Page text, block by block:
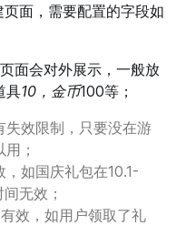
面，需要配置的字段如
页面会对外展示，一般放
具10，金币100等；
失效限制，只要没在游
；
，如国庆礼包在10.1-
无效；
效，如用户领取了礼